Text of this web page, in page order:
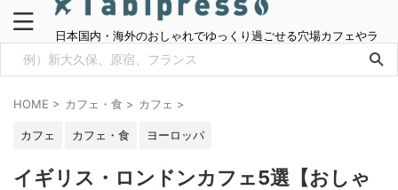
日本国内・海外のおしゃれでゆっくり過ごせる穴場カフェやラ
HOME > カフェ・食 > カフェ >
カフェ カフェ・食 ヨーロッパ
イギリス・ロンドンカフェ5選【おしゃ